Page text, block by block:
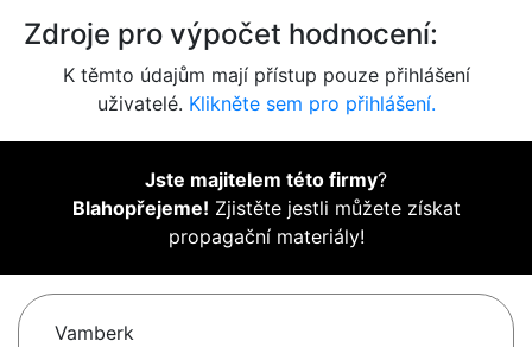
Zdroje pro výpočet hodnocení:
K těmto údajům mají přístup pouze přihlášení
uživatelé. Klikněte sem pro přihlášení.
Jste majitelem této firmy?
Blahopřejeme! Zjistěte jestli můžete získat
propagační materiály!
Vamberk